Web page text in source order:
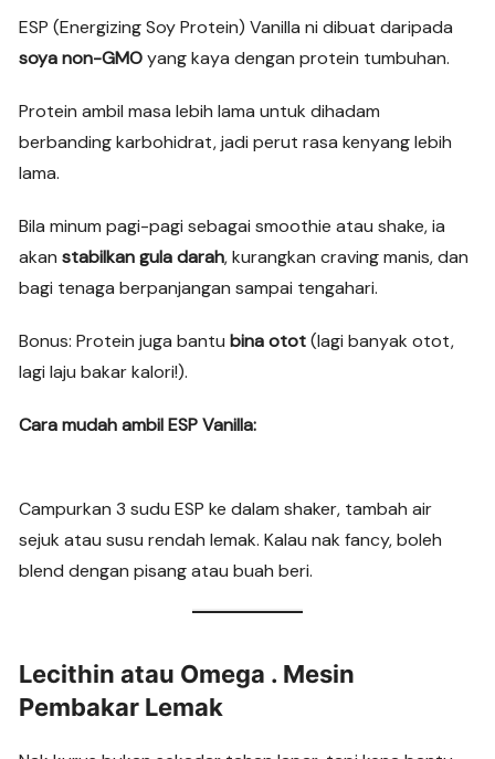
ESP (Energizing Soy Protein) Vanilla ni dibuat daripada
soya non-GMOyang kaya dengan protein tumbuhan.
Protein ambil masa lebih lama untuk dihadam
berbanding karbohidrat, jadi perut rasa kenyang lebih
lama.
Bila minum pagi-pagi sebagai smoothie atau shake, ia
akanstabilkan gula darah, kurangkan craving manis, dan
bagi tenaga berpanjangan sampai tengahari.
Bonus: Protein juga bantubina otot(lagi banyak otot,
lagi laju bakar kalori!).
Cara mudah ambil ESP Vanilla:
Campurkan 3 sudu ESP ke dalam shaker, tambah air
sejuk atau susu rendah lemak. Kalau nak fancy, boleh
blend dengan pisang atau buah beri.
Lecithin atau Omega . Mesin
Pembakar Lemak